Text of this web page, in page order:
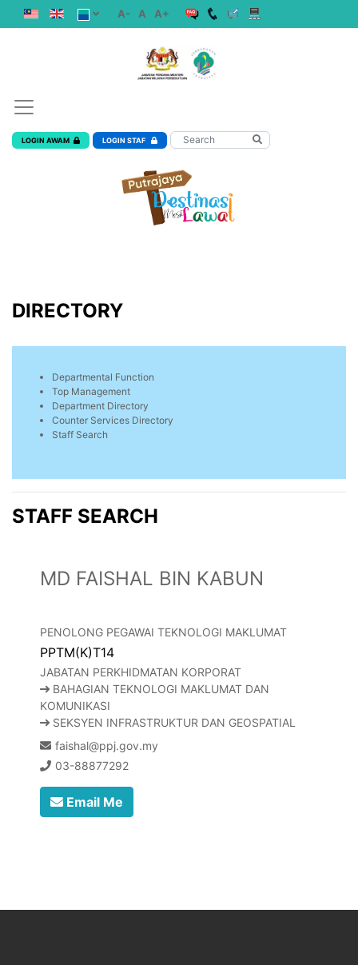
A- A A+
LOGIN AWAM LOGIN STAF
DIRECTORY
Departmental Function
Top Management
Department Directory
Counter Services Directory
Staff Search
STAFF SEARCH
MD FAISHAL BIN KABUN
PENOLONG PEGAWAI TEKNOLOGI MAKLUMAT
PPTM(K)T14
JABATAN PERKHIDMATAN KORPORAT
BAHAGIAN TEKNOLOGI MAKLUMAT DAN
KOMUNIKASI
SEKSYEN INFRASTRUKTUR DAN GEOSPATIAL
faishal@ppj.gov.my
03-88877292
Email Me